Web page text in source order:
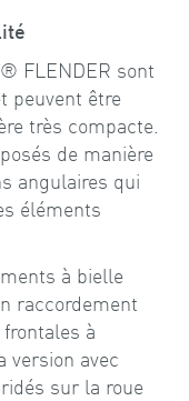
FLENDER sont
peuvent être
très compacte.
de manière
angulaires qui
éléments
à bielle
raccordement
à
version avec
sur la roue